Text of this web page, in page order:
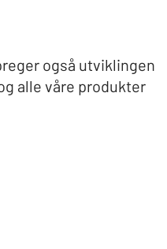
også utviklingen
alle våre produkter